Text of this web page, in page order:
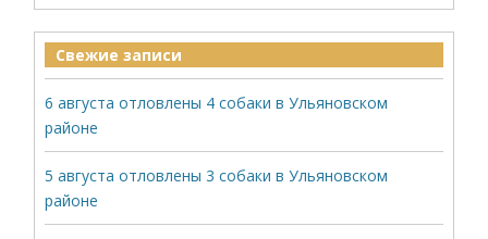
Свежие записи
6 августа отловлены 4 собаки в Ульяновском
районе
5 августа отловлены 3 собаки в Ульяновском
районе